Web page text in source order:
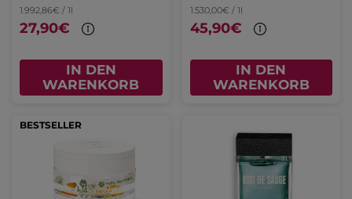
1.992,86€ / 1l
27,90€
IN DEN
WARENKORB
1.530,00€ / 1l
45,90€
IN DEN
WARENKORB
BESTSELLER